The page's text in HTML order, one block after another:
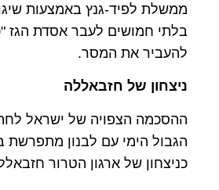
בלתי חמושים לעבר אסדת הגז
להעביר את המסר.
ניצחון של חזבאללה
ההסכמה הצפויה של ישראל
הגבול הימי עם לבנון מתפרשת
כניצחון של ארגון הטרור